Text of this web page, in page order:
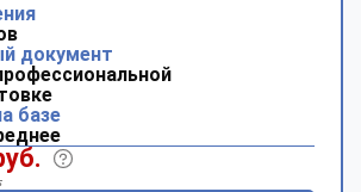
документ
базе